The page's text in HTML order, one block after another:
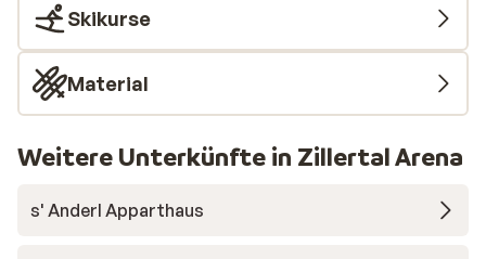
Skikurse
Material
Weitere Unterkünfte in Zillertal Arena
s' Anderl Apparthaus